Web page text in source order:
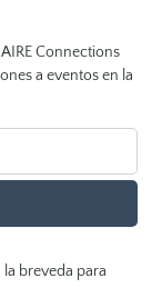
Connections
a eventos en la
breveda para